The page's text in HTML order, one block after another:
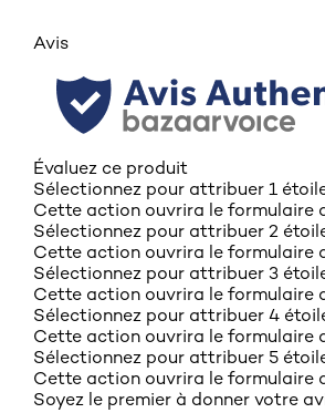
Avis
Évaluez ce produit
Sélectionnez pour attribuer 1
Cette action ouvrira le formulaire
Sélectionnez pour attribuer 2
Cette action ouvrira le formulaire
Sélectionnez pour attribuer 3
Cette action ouvrira le formulaire
Sélectionnez pour attribuer 4
Cette action ouvrira le formulaire
Sélectionnez pour attribuer 5
Cette action ouvrira le formulaire
Soyez le premier à donner votre